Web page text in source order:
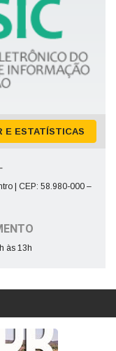
E ESTATÍSTICAS
| CEP: 58.980-000 –
às 13h